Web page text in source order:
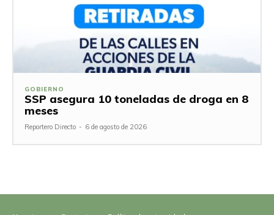
GOBIERNO
SSP asegura 10 toneladas de droga en 8
meses
Reportero Directo - 6 de agosto de 2026